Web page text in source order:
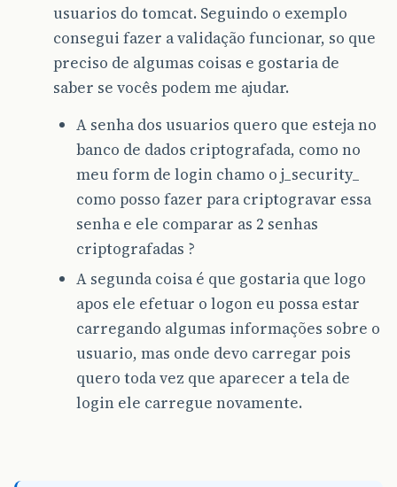
usuarios do tomcat. Seguindo o exemplo
consegui fazer a validação funcionar, so que
preciso de algumas coisas e gostaria de
saber se vocês podem me ajudar.
A senha dos usuarios quero que esteja no
banco de dados criptografada, como no
meu form de login chamo o j_security_
como posso fazer para criptogravar essa
senha e ele comparar as 2 senhas
criptografadas ?
A segunda coisa é que gostaria que logo
apos ele efetuar o logon eu possa estar
carregando algumas informações sobre o
usuario, mas onde devo carregar pois
quero toda vez que aparecer a tela de
login ele carregue novamente.